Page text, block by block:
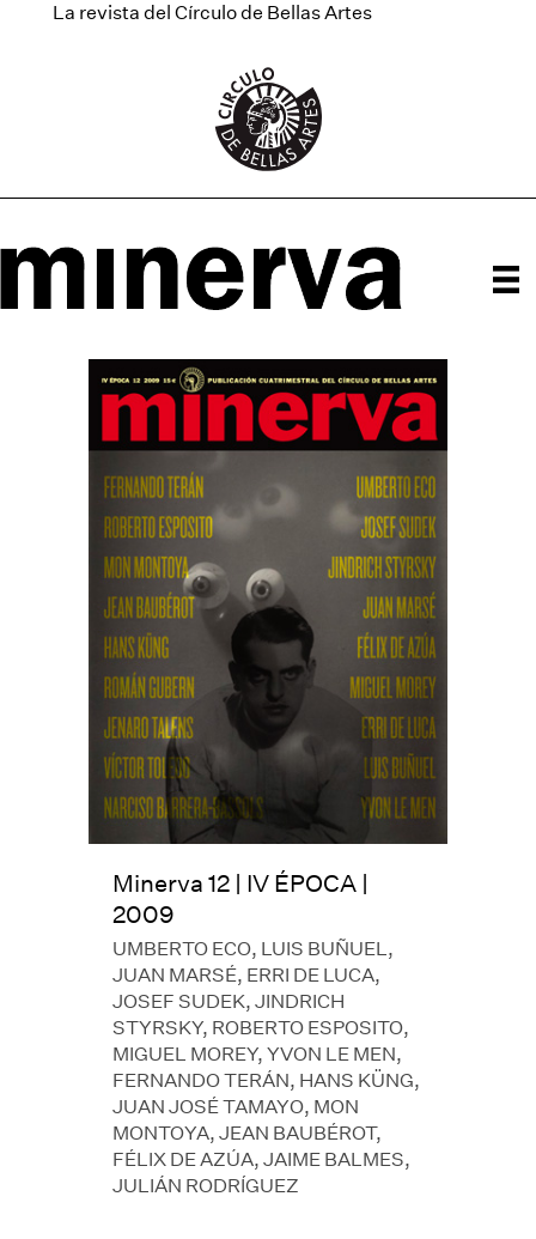
La revista del Círculo de Bellas Artes
Minerva 12 | IV ÉPOCA |
2009
UMBERTO ECO, LUIS BUÑUEL,
JUAN MARSÉ, ERRI DE LUCA,
JOSEF SUDEK, JINDRICH
STYRSKY, ROBERTO ESPOSITO,
MIGUEL MOREY, YVON LE MEN,
FERNANDO TERÁN, HANS KÜNG,
JUAN JOSÉ TAMAYO, MON
MONTOYA, JEAN BAUBÉROT,
FÉLIX DE AZÚA, JAIME BALMES,
JULIÁN RODRÍGUEZ